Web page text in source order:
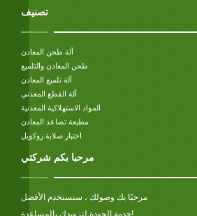
تصنيف
آلة طحن المعادن
طحن المعادن والتلميع
آلة تلميع المعادن
آلة القطع المعدني
المواد الاستهلاكية المعدنية
مطبعة تصاعد المعادن
اختبار صلابة روكويل
مرحبا بكم شركتي
مرحبًا بك وصولك ، سنستخدم الأفضل